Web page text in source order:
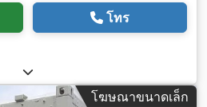
โทร
โฆษณาขนาดเล็ก